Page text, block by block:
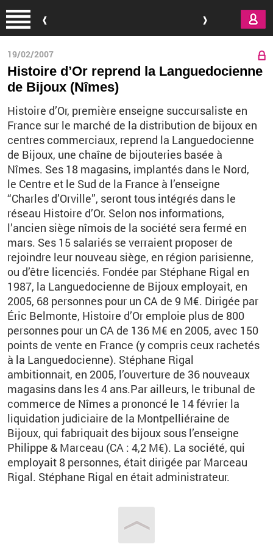
19/02/2007
Histoire d’Or reprend la Languedocienne
de Bijoux (Nîmes)
Histoire d’Or, première enseigne succursaliste en
France sur le marché de la distribution de bijoux en
centres commerciaux, reprend la Languedocienne
de Bijoux, une chaîne de bijouteries basée à
Nîmes. Ses 18 magasins, implantés dans le Nord,
le Centre et le Sud de la France à l’enseigne
“Charles d’Orville”, seront tous intégrés dans le
réseau Histoire d’Or. Selon nos informations,
l’ancien siège nîmois de la société sera fermé en
mars. Ses 15 salariés se verraient proposer de
rejoindre leur nouveau siège, en région parisienne,
ou d’être licenciés. Fondée par Stéphane Rigal en
1987, la Languedocienne de Bijoux employait, en
2005, 68 personnes pour un CA de 9 M€. Dirigée par
Éric Belmonte, Histoire d’Or emploie plus de 800
personnes pour un CA de 136 M€ en 2005, avec 150
points de vente en France (y compris ceux rachetés
à la Languedocienne). Stéphane Rigal
ambitionnait, en 2005, l’ouverture de 36 nouveaux
magasins dans les 4 ans.Par ailleurs, le tribunal de
commerce de Nîmes a prononcé le 14 février la
liquidation judiciaire de la Montpelliéraine de
Bijoux, qui fabriquait des bijoux sous l’enseigne
Philippe & Marceau (CA : 4,2 M€). La société, qui
employait 8 personnes, était dirigée par Marceau
Rigal. Stéphane Rigal en était administrateur.